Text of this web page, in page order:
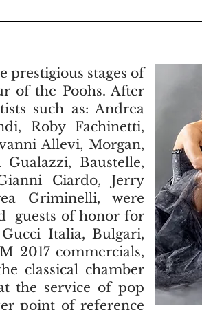
prestigious stages of
of the Poohs. After
such as: Andrea
Roby Fachinetti,
Allevi, Morgan,
Gualazzi, Baustelle,
Ciardo, Jerry
Griminelli, were
guests of honor for
Italia, Bulgari,
2017 commercials,
classical chamber
the service of pop
point of reference